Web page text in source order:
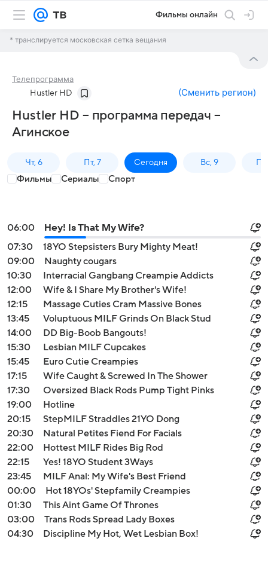
Фильмы онлайн
* транслируется московская сетка вещания
Телепрограмма
Hustler HD (Сменить регион)
Hustler HD – программа передач –
Агинское
Чт, 6 Пт, 7 Сегодня Вс, 9
Фильмы Сериалы Спорт
06:00
Hey! Is That My Wife?
07:30
18YO Stepsisters Bury Mighty Meat!
09:00
Naughty cougars
10:30
Interracial Gangbang Creampie Addicts
12:00
Wife & I Share My Brother's Wife!
12:15
Massage Cuties Cram Massive Bones
13:45
Voluptuous MILF Grinds On Black Stud
14:00
DD Big-Boob Bangouts!
15:30
Lesbian MILF Cupcakes
15:45
Euro Cutie Creampies
17:15
Wife Caught & Screwed In The Shower
17:30
Oversized Black Rods Pump Tight Pinks
19:00
Hotline
20:15
StepMILF Straddles 21YO Dong
20:30
Natural Petites Fiend For Facials
22:00
Hottest MILF Rides Big Rod
22:15
Yes! 18YO Student 3Ways
23:45
MILF Anal: My Wife's Best Friend
00:00
Hot 18YOs' Stepfamily Creampies
01:30
This Aint Game Of Thrones
03:00
Trans Rods Spread Lady Boxes
04:30
Discipline My Hot, Wet Lesbian Box!